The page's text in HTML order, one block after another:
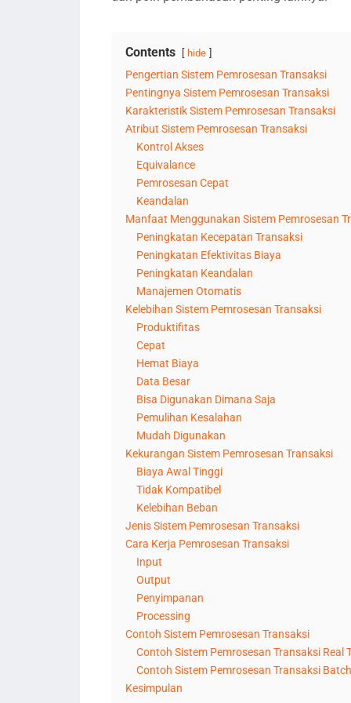
Contents hide
Pengertian Sistem Pemrosesan Transaksi
Pentingnya Sistem Pemrosesan Transaksi
Karakteristik Sistem Pemrosesan Transaksi
Atribut Sistem Pemrosesan Transaksi
Kontrol Akses
Equivalance
Pemrosesan Cepat
Keandalan
Manfaat Menggunakan Sistem Pemrosesan
Peningkatan Kecepatan Transaksi
Peningkatan Efektivitas Biaya
Peningkatan Keandalan
Manajemen Otomatis
Kelebihan Sistem Pemrosesan Transaksi
Produktifitas
Cepat
Hemat Biaya
Data Besar
Bisa Digunakan Dimana Saja
Pemulihan Kesalahan
Mudah Digunakan
Kekurangan Sistem Pemrosesan Transaksi
Biaya Awal Tinggi
Tidak Kompatibel
Kelebihan Beban
Jenis Sistem Pemrosesan Transaksi
Cara Kerja Pemrosesan Transaksi
Input
Output
Penyimpanan
Processing
Contoh Sistem Pemrosesan Transaksi
Contoh Sistem Pemrosesan Transaksi Real
Contoh Sistem Pemrosesan Transaksi Batch
Kesimpulan